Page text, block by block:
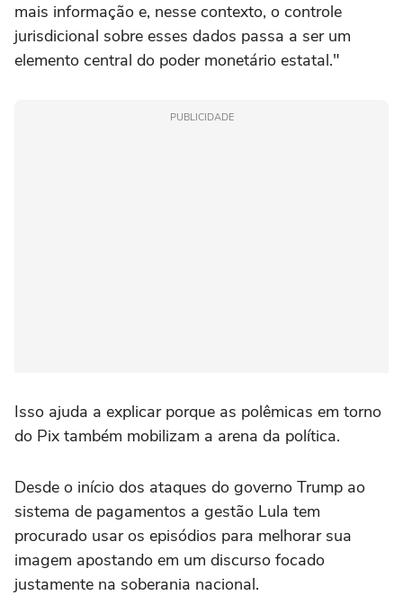
mais informação e, nesse contexto, o controle
jurisdicional sobre esses dados passa a ser um
elemento central do poder monetário estatal."
PUBLICIDADE
Isso ajuda a explicar porque as polêmicas em torno
do Pix também mobilizam a arena da política.
Desde o início dos ataques do governo Trump ao
sistema de pagamentos a gestão Lula tem
procurado usar os episódios para melhorar sua
imagem apostando em um discurso focado
justamente na soberania nacional.